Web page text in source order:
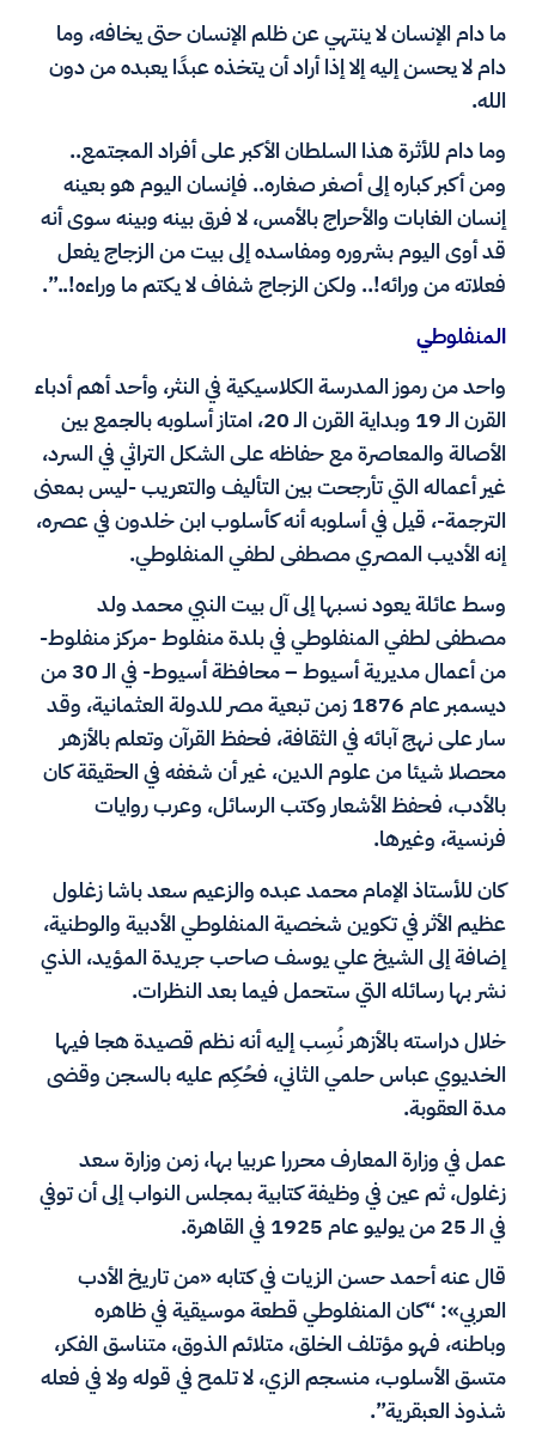
ما دام الإنسان لا ينتهي عن ظلم الإنسان حتى يخافه، وما
دام لا يحسن إليه إلا إذا أراد أن يتخذه عبدًا يعبده من دون
الله.
وما دام للأثرة هذا السلطان الأكبر على أفراد المجتمع..
ومن أكبر كباره إلى أصغر صغاره.. فإنسان اليوم هو بعينه
إنسان الغابات والأحراج بالأمس، لا فرق بينه وبينه سوى أنه
قد أوى اليوم بشروره ومفاسده إلى بيت من الزجاج يفعل
فعلاته من ورائه!.. ولكن الزجاج شفاف لا يكتم ما وراءه!..”.
المنفلوطي
واحد من رموز المدرسة الكلاسيكية في النثر، وأحد أهم أدباء
القرن الـ 19 وبداية القرن الـ 20، امتاز أسلوبه بالجمع بين
الأصالة والمعاصرة مع حفاظه على الشكل التراثي في السرد،
غير أعماله التي تأرجحت بين التأليف والتعريب -ليس بمعنى
الترجمة-، قيل في أسلوبه أنه كأسلوب ابن خلدون في عصره،
إنه الأديب المصري مصطفى لطفي المنفلوطي.
وسط عائلة يعود نسبها إلى آل بيت النبي محمد ولد
مصطفى لطفي المنفلوطي في بلدة منفلوط -مركز منفلوط-
من أعمال مديرية أسيوط – محافظة أسيوط- في الـ 30 من
ديسمبر عام 1876 زمن تبعية مصر للدولة العثمانية، وقد
سار على نهج آبائه في الثقافة، فحفظ القرآن وتعلم بالأزهر
محصلا شيئا من علوم الدين، غير أن شغفه في الحقيقة كان
بالأدب، فحفظ الأشعار وكتب الرسائل، وعرب روايات
فرنسية، وغيرها.
كان للأستاذ الإمام محمد عبده والزعيم سعد باشا زغلول
عظيم الأثر في تكوين شخصية المنفلوطي الأدبية والوطنية،
إضافة إلى الشيخ علي يوسف صاحب جريدة المؤيد، الذي
نشر بها رسائله التي ستحمل فيما بعد النظرات.
خلال دراسته بالأزهر نُسِب إليه أنه نظم قصيدة هجا فيها
الخديوي عباس حلمي الثاني، فحُكِم عليه بالسجن وقضى
مدة العقوبة.
عمل في وزارة المعارف محررا عربيا بها، زمن وزارة سعد
زغلول، ثم عين في وظيفة كتابية بمجلس النواب إلى أن توفي
في الـ 25 من يوليو عام 1925 في القاهرة.
قال عنه أحمد حسن الزيات في كتابه «من تاريخ الأدب
العربي»: “كان المنفلوطي قطعة موسيقية في ظاهره
وباطنه، فهو مؤتلف الخلق، متلائم الذوق، متناسق الفكر،
متسق الأسلوب، منسجم الزي، لا تلمح في قوله ولا في فعله
شذوذ العبقرية”.